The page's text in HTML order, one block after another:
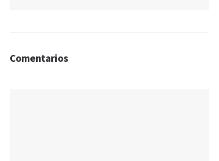
Comentarios